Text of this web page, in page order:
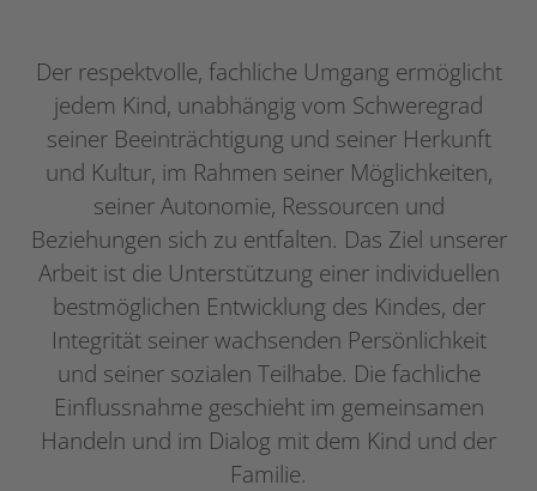
Der respektvolle, fachliche Umgang ermöglicht
jedem Kind, unabhängig vom Schweregrad
seiner Beeinträchtigung und seiner Herkunft
und Kultur, im Rahmen seiner Möglichkeiten,
seiner Autonomie, Ressourcen und
Beziehungen sich zu entfalten. Das Ziel unserer
Arbeit ist die Unterstützung einer individuellen
bestmöglichen Entwicklung des Kindes, der
Integrität seiner wachsenden Persönlichkeit
und seiner sozialen Teilhabe. Die fachliche
Einflussnahme geschieht im gemeinsamen
Handeln und im Dialog mit dem Kind und der
Familie.